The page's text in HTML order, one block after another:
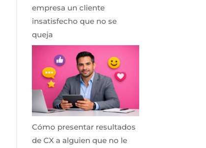
empresa un cliente
insatisfecho que no se
queja
Cómo presentar resultados
de CX a alguien que no le